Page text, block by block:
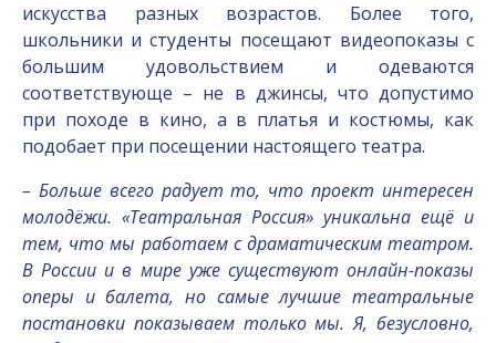
искусства разных возрастов. Более того,
школьники и студенты посещают видеопоказы с
большим удовольствием и одеваются
соответствующе – не в джинсы, что допустимо
при походе в кино, а в платья и костюмы, как
подобает при посещении настоящего театра.
– Больше всего радует то, что проект интересен
молодёжи. «Театральная Россия» уникальна ещё и
тем, что мы работаем с драматическим театром.
В России и в мире уже существуют онлайн-показы
оперы и балета, но самые лучшие театральные
постановки показываем только мы. Я, безусловно,